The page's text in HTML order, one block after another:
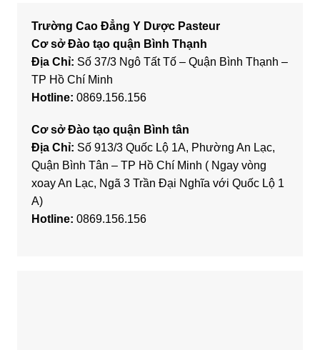
Trường Cao Đẳng Y Dược Pasteur
Cơ sở Đào tạo quận Bình Thạnh
Địa Chỉ: Số 37/3 Ngô Tất Tố – Quận Bình Thạnh –
TP Hồ Chí Minh
Hotline: 0869.156.156
Cơ sở Đào tạo quận Bình tân
Địa Chỉ: Số 913/3 Quốc Lộ 1A, Phường An Lạc,
Quận Bình Tân – TP Hồ Chí Minh ( Ngay vòng
xoay An Lạc, Ngã 3 Trần Đại Nghĩa với Quốc Lộ 1
A)
Hotline: 0869.156.156